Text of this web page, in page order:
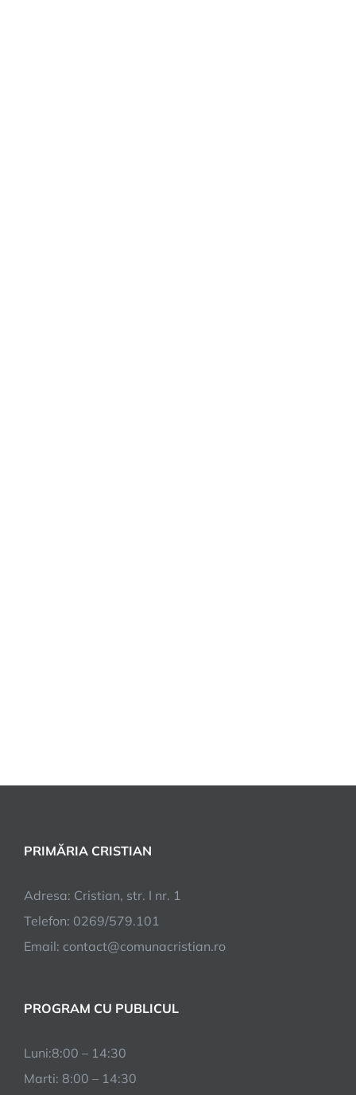
PRIMĂRIA CRISTIAN
Adresa: Cristian, str. I nr. 1
Telefon: 0269/579.101
Email: contact@comunacristian.ro
PROGRAM CU PUBLICUL
Luni:8:00 – 14:30
Marti: 8:00 – 14:30